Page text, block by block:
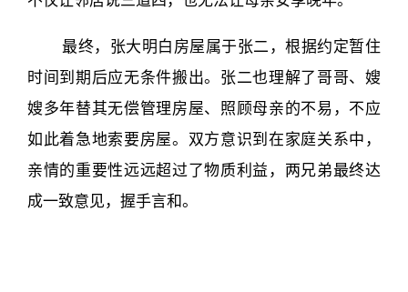
最终，张大明白房屋属于张二，根据约定暂住
时间到期后应无条件搬出。张二也理解了哥哥、嫂
嫂多年替其无偿管理房屋、照顾母亲的不易，不应
如此着急地索要房屋。双方意识到在家庭关系中，
亲情的重要性远远超过了物质利益，两兄弟最终达
成一致意见，握手言和。